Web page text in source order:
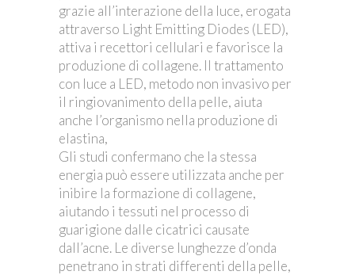
grazie all’interazione della luce, erogata
attraverso Light Emitting Diodes (LED),
attiva i recettori cellulari e favorisce la
produzione di collagene. Il trattamento
con luce a LED, metodo non invasivo per
il ringiovanimento della pelle, aiuta
anche l’organismo nella produzione di
elastina,
Gli studi confermano che la stessa
energia può essere utilizzata anche per
inibire la formazione di collagene,
aiutando i tessuti nel processo di
guarigione dalle cicatrici causate
dall’acne. Le diverse lunghezze d’onda
penetrano in strati differenti della pelle,